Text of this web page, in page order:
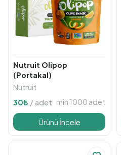
Nutruit Olipop
(Portakal)
Nutruit
30₺/ adet min 1000 adet
Ürünü İncele